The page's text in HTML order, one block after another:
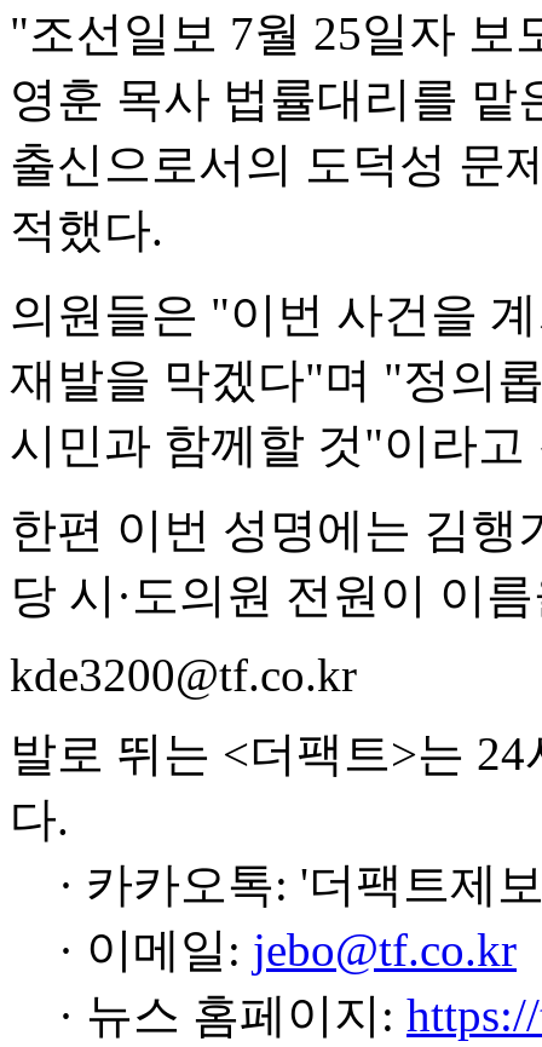
"조선일보 7월 25일자 보
영훈 목사 법률대리를
출신으로서의 도덕성 문
적했다.
의원들은 "이번 사건을
재발을 막겠다"며 "정의
시민과 함께할 것"이라고
한편 이번 성명에는 김행
당 시·도의원 전원이 이
kde3200@tf.co.kr
발로 뛰는 <더팩트>는
다.
· 카카오톡: '더팩트제
· 이메일: jebo@tf.co.kr
· 뉴스 홈페이지: